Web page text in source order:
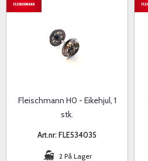
Fleischmann H0 - Eikehjul, 1
stk.
Art.nr: FLE534035
2 På Lager